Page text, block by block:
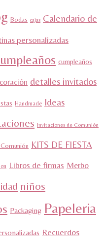
Bodas cajas Calendario de
personalizadas
cumpleaños
detalles invitados
Handmade Ideas
Invitaciones de Comunión
KITS DE FIESTA
Libros de firmas Merbo
niños
Packaging Papeleria
Recuerdos